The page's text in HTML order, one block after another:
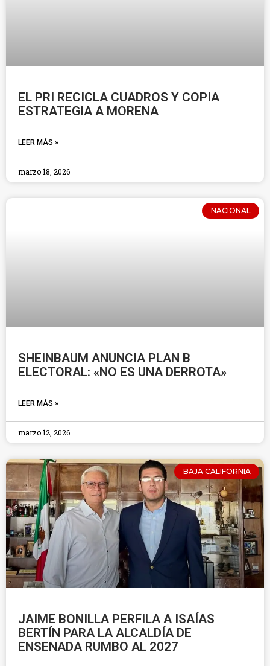
EL PRI RECICLA CUADROS Y COPIA
ESTRATEGIA A MORENA
LEER MÁS »
marzo 18, 2026
NACIONAL
SHEINBAUM ANUNCIA PLAN B
ELECTORAL: «NO ES UNA DERROTA»
LEER MÁS »
marzo 12, 2026
BAJA CALIFORNIA
JAIME BONILLA PERFILA A ISAÍAS
BERTÍN PARA LA ALCALDÍA DE
ENSENADA RUMBO AL 2027